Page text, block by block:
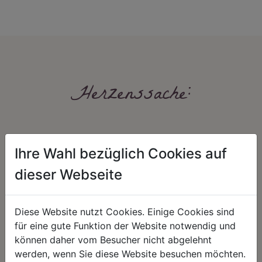
Herzenssache:
Unser Sortiment steht für ein
positives Lebensgefühl. Wir
schenken natürliche, stilvolle
Momente für harmonische Stunden
Nicht immer ist der günstigste Preis
auch ein guter Preis. Wir handeln
fair – im Hinblick auf unsere
Kalkulation, angemessene
Ihre Wahl bezüglich Cookies auf
dieser Webseite
Diese Website nutzt Cookies. Einige Cookies sind
für eine gute Funktion der Website notwendig und
können daher vom Besucher nicht abgelehnt
werden, wenn Sie diese Website besuchen möchten.